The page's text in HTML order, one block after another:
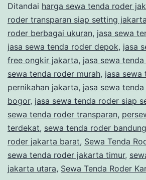
Ditandai harga sewa tenda roder
roder transparan siap setting jakarta
roder berbagai ukuran, jasa sewa
jasa sewa tenda roder depok, jasa
free ongkir jakarta, jasa sewa
sewa tenda roder murah, jasa sewa
pernikahan jakarta, jasa sewa
bogor, jasa sewa tenda roder siap
sewa tenda roder transparan,
terdekat, sewa tenda roder bandung
roder jakarta barat, Sewa Tenda
sewa tenda roder jakarta timur,
jakarta utara, Sewa Tenda Roder